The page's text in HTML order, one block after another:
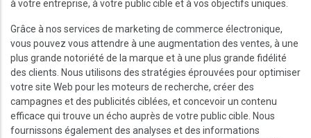
à votre entreprise, à votre public cible et à vos objectifs uniques.
Grâce à nos services de marketing de commerce électronique,
vous pouvez vous attendre à une augmentation des ventes, à une
plus grande notoriété de la marque et à une plus grande fidélité
des clients. Nous utilisons des stratégies éprouvées pour optimiser
votre site Web pour les moteurs de recherche, créer des
campagnes et des publicités ciblées, et concevoir un contenu
efficace qui trouve un écho auprès de votre public cible. Nous
fournissons également des analyses et des informations